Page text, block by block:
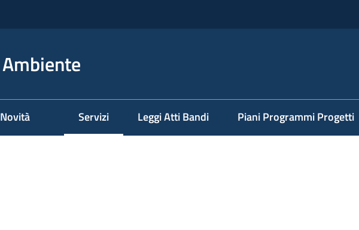
Ambiente
Novità Servizi
Menu selezionatoLeggi Atti Bandi Piani Programmi Progetti